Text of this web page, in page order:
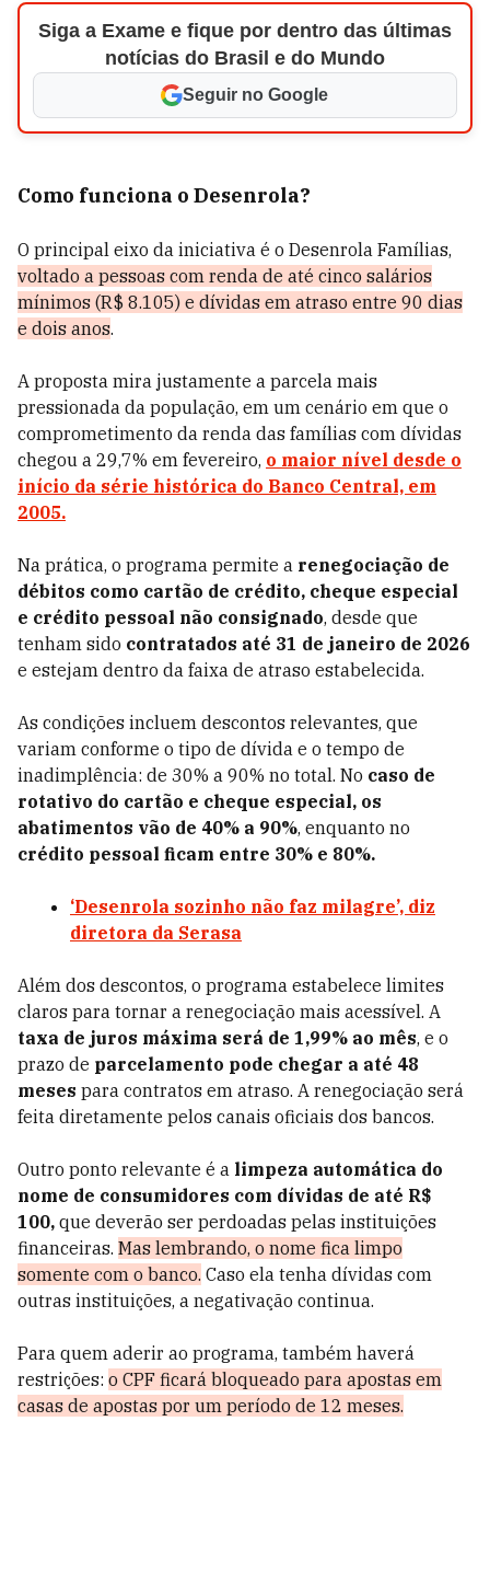
Siga a Exame e fique por dentro das últimas
notícias do Brasil e do Mundo
Seguir no Google
Como funciona o Desenrola?
O principal eixo da iniciativa é o Desenrola Famílias,
voltado a pessoas com renda de até cinco salários
mínimos (R$ 8.105) e dívidas em atraso entre 90 dias
e dois anos.
A proposta mira justamente a parcela mais
pressionada da população, em um cenário em que o
comprometimento da renda das famílias com dívidas
chegou a 29,7% em fevereiro, o maior nível desde o
início da série histórica do Banco Central, em
2005.
Na prática, o programa permite a renegociação de
débitos como cartão de crédito, cheque especial
e crédito pessoal não consignado, desde que
tenham sido contratados até 31 de janeiro de 2026
e estejam dentro da faixa de atraso estabelecida.
As condições incluem descontos relevantes, que
variam conforme o tipo de dívida e o tempo de
inadimplência: de 30% a 90% no total. No caso de
rotativo do cartão e cheque especial, os
abatimentos vão de 40% a 90%, enquanto no
crédito pessoal ficam entre 30% e 80%.
‘Desenrola sozinho não faz milagre’, diz
diretora da Serasa
Além dos descontos, o programa estabelece limites
claros para tornar a renegociação mais acessível. A
taxa de juros máxima será de 1,99% ao mês, e o
prazo de parcelamento pode chegar a até 48
meses para contratos em atraso. A renegociação será
feita diretamente pelos canais oficiais dos bancos.
Outro ponto relevante é a limpeza automática do
nome de consumidores com dívidas de até R$
100, que deverão ser perdoadas pelas instituições
financeiras. Mas lembrando, o nome fica limpo
somente com o banco. Caso ela tenha dívidas com
outras instituições, a negativação continua.
Para quem aderir ao programa, também haverá
restrições: o CPF ficará bloqueado para apostas em
casas de apostas por um período de 12 meses.